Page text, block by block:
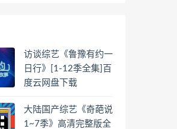
访谈综艺《鲁豫有约一
日行》[1-12季全集]百
度云网盘下载
大陆国产综艺《奇葩说
1~7季》高清完整版全